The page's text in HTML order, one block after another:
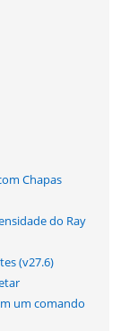
Chapas
do Ray
(v27.6)
um comando